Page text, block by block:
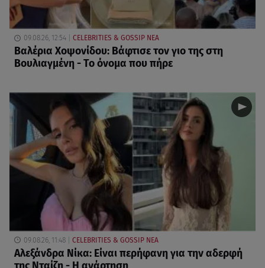
09.08.26, 12:54 CELEBRITIES & GOSSIP ΝΕΑ
Βαλέρια Χοψονίδου: Βάφτισε τον γιο της στη
Βουλιαγμένη - Το όνομα που πήρε
09.08.26, 11:48 CELEBRITIES & GOSSIP ΝΕΑ
Αλεξάνδρα Νίκα: Είναι περήφανη για την αδερφή